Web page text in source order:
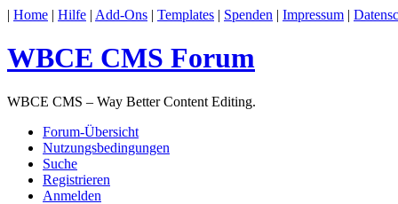
| Home | Hilfe | Add-Ons | Templates | Spenden | Impressum |
WBCE CMS Forum
WBCE CMS – Way Better Content Editing.
Forum-Übersicht
Nutzungsbedingungen
Suche
Registrieren
Anmelden